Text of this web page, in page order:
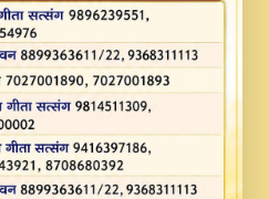
Ji Maharaj Pad - A
Indresh Ji
Best Devotional